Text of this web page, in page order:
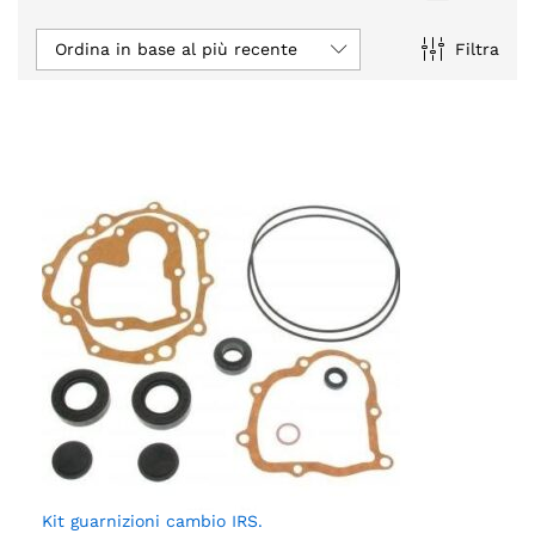
Filtra
Ordina in base al più recente
Kit guarnizioni cambio IRS.